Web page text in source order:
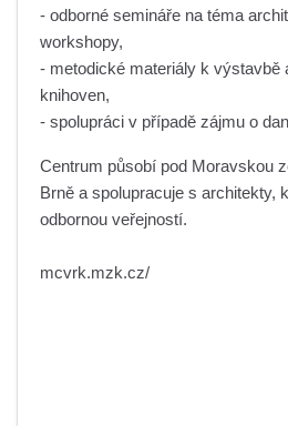
- odborné semináře na téma
workshopy,
- metodické materiály k výstavbě
knihoven,
- spolupráci v případě zájmu o
Centrum působí pod Moravskou
Brně a spolupracuje s architekty,
odbornou veřejností.
mcvrk.mzk.cz/